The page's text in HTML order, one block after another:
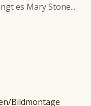
es Mary Stone...